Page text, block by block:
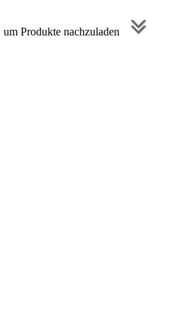
Produkte nachzuladen